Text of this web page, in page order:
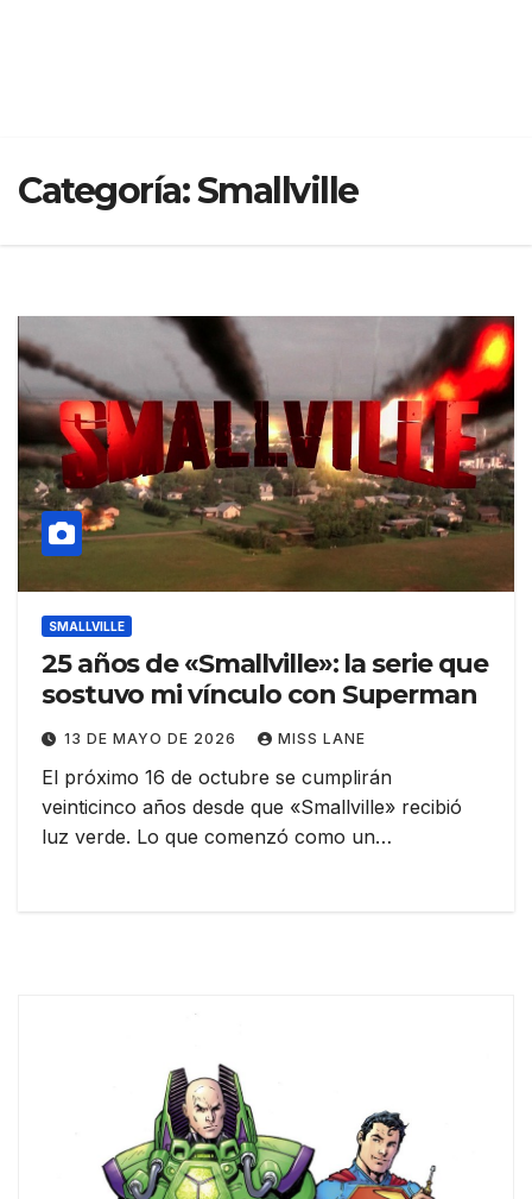
Categoría:Smallville
SMALLVILLE
25 años de «Smallville»: la serie que
sostuvo mi vínculo con Superman
13 DE MAYO DE 2026 MISS LANE
El próximo 16 de octubre se cumplirán
veinticinco años desde que «Smallville» recibió
luz verde. Lo que comenzó como un…